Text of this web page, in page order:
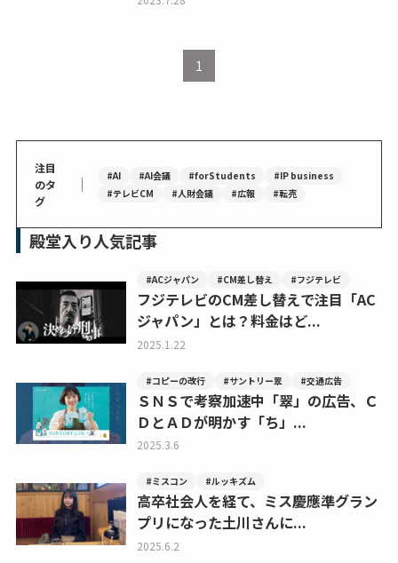
1
注目
のタ
グ
｜ #AI #AI会議 #forStudents
#IP business
#テレビCM
#人財会議 #広報 #転売
殿堂入り人気記事
#ACジャパン #CM差し替え #フジテレビ
フジテレビのCM差し替えで注目「AC
ジャパン」とは？料金はど...
2025.1.22
#コピーの改行 #サントリー翠 #交通広告
ＳＮＳで考察加速中「翠」の広告、Ｃ
ＤとＡＤが明かす「ち」...
2025.3.6
#ミスコン #ルッキズム
高卒社会人を経て、ミス慶應準グラン
プリになった土川さんに...
2025.6.2